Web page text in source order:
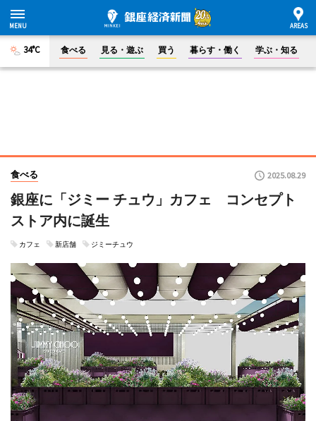
34°C 食べる 見る・遊ぶ 買う 暮らす・働く 学ぶ・知る
食べる 2025.08.29
銀座に「ジミー チュウ」カフェ コンセプト
ストア内に誕生
カフェ 新店舗 ジミーチュウ